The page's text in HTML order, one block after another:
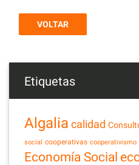
VOLTAR
Etiquetas
Algalia calidad
social cooperativas cooperativismo
Economía Social